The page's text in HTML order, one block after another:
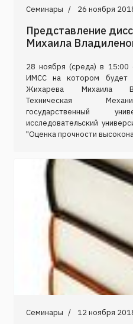
Семинары 26 ноября
Представление
Михаила
28 ноября (среда) в 15:00
ИМСС на котором будет
Жихарева Михаила
Техническая
государственный
исследовательский
"Оценка прочности
Семинары 12 ноября